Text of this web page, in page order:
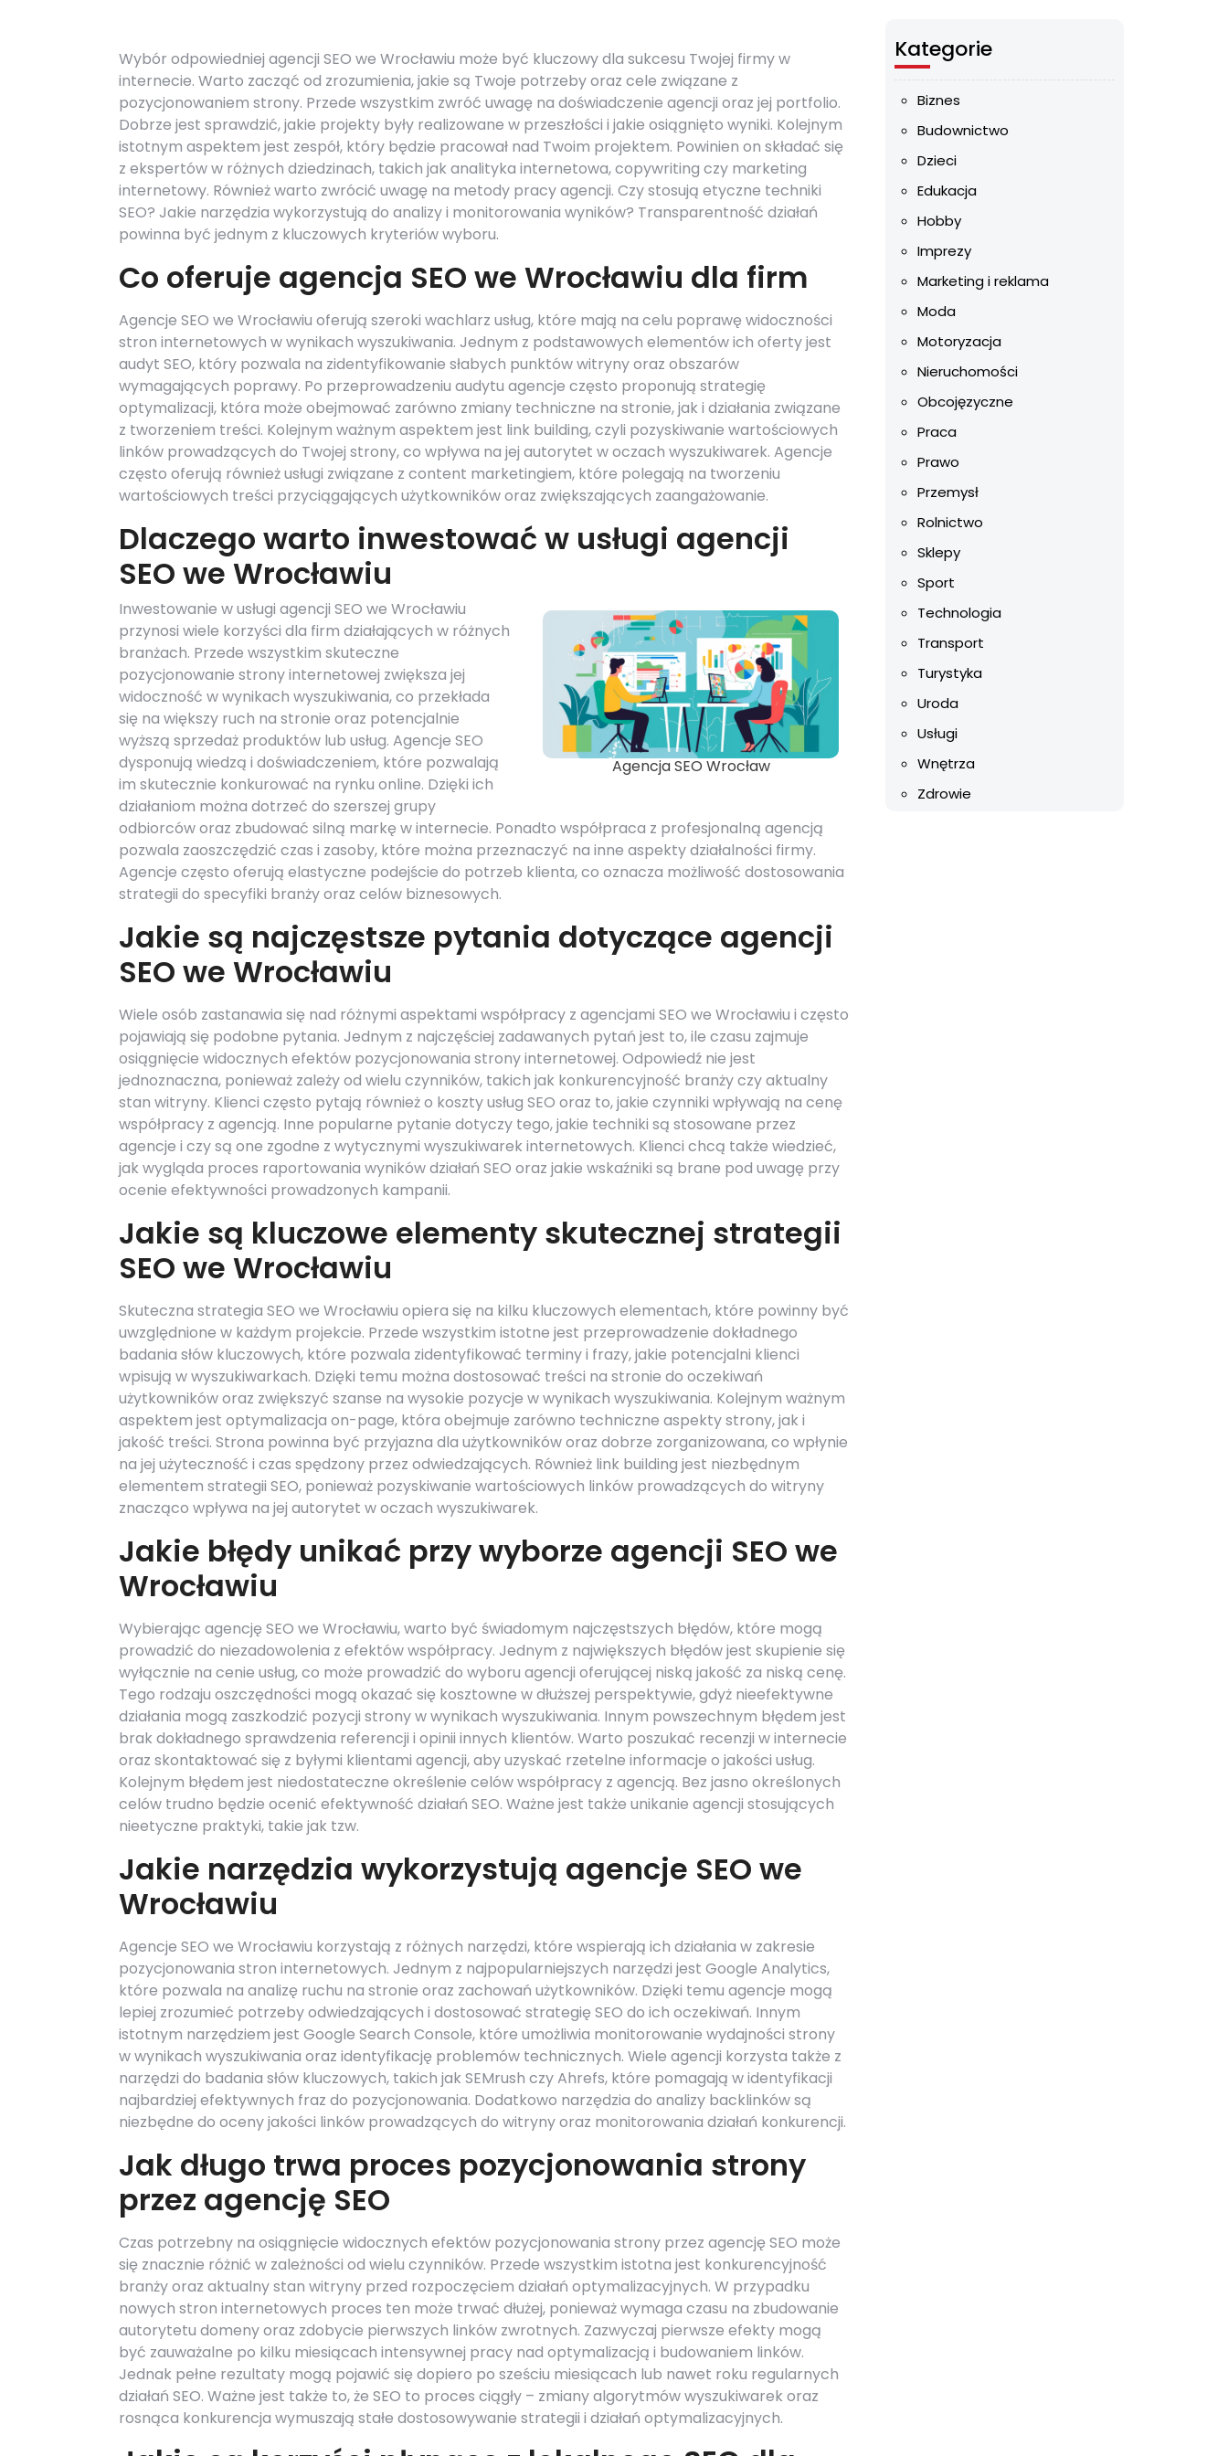
Wybór odpowiedniej agencji SEO we Wrocławiu może być kluczowy dla sukcesu Twojej firmy w
internecie. Warto zacząć od zrozumienia, jakie są Twoje potrzeby oraz cele związane z
pozycjonowaniem strony. Przede wszystkim zwróć uwagę na doświadczenie agencji oraz jej portfolio.
Dobrze jest sprawdzić, jakie projekty były realizowane w przeszłości i jakie osiągnięto wyniki. Kolejnym
istotnym aspektem jest zespół, który będzie pracował nad Twoim projektem. Powinien on składać się
z ekspertów w różnych dziedzinach, takich jak analityka internetowa, copywriting czy marketing
internetowy. Również warto zwrócić uwagę na metody pracy agencji. Czy stosują etyczne techniki
SEO? Jakie narzędzia wykorzystują do analizy i monitorowania wyników? Transparentność działań
powinna być jednym z kluczowych kryteriów wyboru.
Co oferuje agencja SEO we Wrocławiu dla firm
Agencje SEO we Wrocławiu oferują szeroki wachlarz usług, które mają na celu poprawę widoczności
stron internetowych w wynikach wyszukiwania. Jednym z podstawowych elementów ich oferty jest
audyt SEO, który pozwala na zidentyfikowanie słabych punktów witryny oraz obszarów
wymagających poprawy. Po przeprowadzeniu audytu agencje często proponują strategię
optymalizacji, która może obejmować zarówno zmiany techniczne na stronie, jak i działania związane
z tworzeniem treści. Kolejnym ważnym aspektem jest link building, czyli pozyskiwanie wartościowych
linków prowadzących do Twojej strony, co wpływa na jej autorytet w oczach wyszukiwarek. Agencje
często oferują również usługi związane z content marketingiem, które polegają na tworzeniu
wartościowych treści przyciągających użytkowników oraz zwiększających zaangażowanie.
Dlaczego warto inwestować w usługi agencji
SEO we Wrocławiu
Agencja SEO Wrocław
Inwestowanie w usługi agencji SEO we Wrocławiu
przynosi wiele korzyści dla firm działających w różnych
branżach. Przede wszystkim skuteczne
pozycjonowanie strony internetowej zwiększa jej
widoczność w wynikach wyszukiwania, co przekłada
się na większy ruch na stronie oraz potencjalnie
wyższą sprzedaż produktów lub usług. Agencje SEO
dysponują wiedzą i doświadczeniem, które pozwalają
im skutecznie konkurować na rynku online. Dzięki ich
działaniom można dotrzeć do szerszej grupy
odbiorców oraz zbudować silną markę w internecie. Ponadto współpraca z profesjonalną agencją
pozwala zaoszczędzić czas i zasoby, które można przeznaczyć na inne aspekty działalności firmy.
Agencje często oferują elastyczne podejście do potrzeb klienta, co oznacza możliwość dostosowania
strategii do specyfiki branży oraz celów biznesowych.
Jakie są najczęstsze pytania dotyczące agencji
SEO we Wrocławiu
Wiele osób zastanawia się nad różnymi aspektami współpracy z agencjami SEO we Wrocławiu i często
pojawiają się podobne pytania. Jednym z najczęściej zadawanych pytań jest to, ile czasu zajmuje
osiągnięcie widocznych efektów pozycjonowania strony internetowej. Odpowiedź nie jest
jednoznaczna, ponieważ zależy od wielu czynników, takich jak konkurencyjność branży czy aktualny
stan witryny. Klienci często pytają również o koszty usług SEO oraz to, jakie czynniki wpływają na cenę
współpracy z agencją. Inne popularne pytanie dotyczy tego, jakie techniki są stosowane przez
agencje i czy są one zgodne z wytycznymi wyszukiwarek internetowych. Klienci chcą także wiedzieć,
jak wygląda proces raportowania wyników działań SEO oraz jakie wskaźniki są brane pod uwagę przy
ocenie efektywności prowadzonych kampanii.
Jakie są kluczowe elementy skutecznej strategii
SEO we Wrocławiu
Skuteczna strategia SEO we Wrocławiu opiera się na kilku kluczowych elementach, które powinny być
uwzględnione w każdym projekcie. Przede wszystkim istotne jest przeprowadzenie dokładnego
badania słów kluczowych, które pozwala zidentyfikować terminy i frazy, jakie potencjalni klienci
wpisują w wyszukiwarkach. Dzięki temu można dostosować treści na stronie do oczekiwań
użytkowników oraz zwiększyć szanse na wysokie pozycje w wynikach wyszukiwania. Kolejnym ważnym
aspektem jest optymalizacja on-page, która obejmuje zarówno techniczne aspekty strony, jak i
jakość treści. Strona powinna być przyjazna dla użytkowników oraz dobrze zorganizowana, co wpłynie
na jej użyteczność i czas spędzony przez odwiedzających. Również link building jest niezbędnym
elementem strategii SEO, ponieważ pozyskiwanie wartościowych linków prowadzących do witryny
znacząco wpływa na jej autorytet w oczach wyszukiwarek.
Jakie błędy unikać przy wyborze agencji SEO we
Wrocławiu
Wybierając agencję SEO we Wrocławiu, warto być świadomym najczęstszych błędów, które mogą
prowadzić do niezadowolenia z efektów współpracy. Jednym z największych błędów jest skupienie się
wyłącznie na cenie usług, co może prowadzić do wyboru agencji oferującej niską jakość za niską cenę.
Tego rodzaju oszczędności mogą okazać się kosztowne w dłuższej perspektywie, gdyż nieefektywne
działania mogą zaszkodzić pozycji strony w wynikach wyszukiwania. Innym powszechnym błędem jest
brak dokładnego sprawdzenia referencji i opinii innych klientów. Warto poszukać recenzji w internecie
oraz skontaktować się z byłymi klientami agencji, aby uzyskać rzetelne informacje o jakości usług.
Kolejnym błędem jest niedostateczne określenie celów współpracy z agencją. Bez jasno określonych
celów trudno będzie ocenić efektywność działań SEO. Ważne jest także unikanie agencji stosujących
nieetyczne praktyki, takie jak tzw.
Jakie narzędzia wykorzystują agencje SEO we
Wrocławiu
Agencje SEO we Wrocławiu korzystają z różnych narzędzi, które wspierają ich działania w zakresie
pozycjonowania stron internetowych. Jednym z najpopularniejszych narzędzi jest Google Analytics,
które pozwala na analizę ruchu na stronie oraz zachowań użytkowników. Dzięki temu agencje mogą
lepiej zrozumieć potrzeby odwiedzających i dostosować strategię SEO do ich oczekiwań. Innym
istotnym narzędziem jest Google Search Console, które umożliwia monitorowanie wydajności strony
w wynikach wyszukiwania oraz identyfikację problemów technicznych. Wiele agencji korzysta także z
narzędzi do badania słów kluczowych, takich jak SEMrush czy Ahrefs, które pomagają w identyfikacji
najbardziej efektywnych fraz do pozycjonowania. Dodatkowo narzędzia do analizy backlinków są
niezbędne do oceny jakości linków prowadzących do witryny oraz monitorowania działań konkurencji.
Jak długo trwa proces pozycjonowania strony
przez agencję SEO
Czas potrzebny na osiągnięcie widocznych efektów pozycjonowania strony przez agencję SEO może
się znacznie różnić w zależności od wielu czynników. Przede wszystkim istotna jest konkurencyjność
branży oraz aktualny stan witryny przed rozpoczęciem działań optymalizacyjnych. W przypadku
nowych stron internetowych proces ten może trwać dłużej, ponieważ wymaga czasu na zbudowanie
autorytetu domeny oraz zdobycie pierwszych linków zwrotnych. Zazwyczaj pierwsze efekty mogą
być zauważalne po kilku miesiącach intensywnej pracy nad optymalizacją i budowaniem linków.
Jednak pełne rezultaty mogą pojawić się dopiero po sześciu miesiącach lub nawet roku regularnych
działań SEO. Ważne jest także to, że SEO to proces ciągły – zmiany algorytmów wyszukiwarek oraz
rosnąca konkurencja wymuszają stałe dostosowywanie strategii i działań optymalizacyjnych.
Kategorie
Biznes
Budownictwo
Dzieci
Edukacja
Hobby
Imprezy
Marketing i reklama
Moda
Motoryzacja
Nieruchomości
Obcojęzyczne
Praca
Prawo
Przemysł
Rolnictwo
Sklepy
Sport
Technologia
Transport
Turystyka
Uroda
Usługi
Wnętrza
Zdrowie